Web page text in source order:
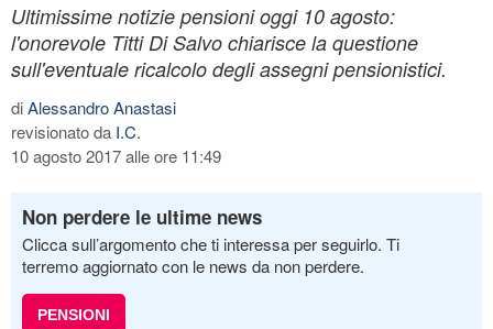
Ultimissime notizie pensioni oggi 10 agosto:
l'onorevole Titti Di Salvo chiarisce la questione
sull'eventuale ricalcolo degli assegni pensionistici.
diAlessandro Anastasi
revisionato da I.C.
10 agosto 2017 alle ore 11:49
Non perdere le ultime news
Clicca sull’argomento che ti interessa per seguirlo. Ti
terremo aggiornato con le news da non perdere.
PENSIONI